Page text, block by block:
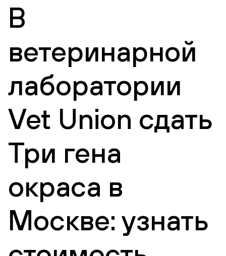
В
ветеринарной
лаборатории
Vet Union сдать
Три гена
окраса в
Москве: узнать